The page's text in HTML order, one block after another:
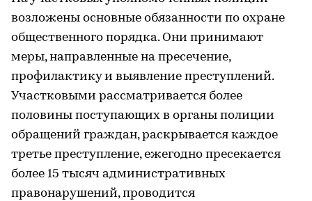
возложены основные обязанности по охране
общественного порядка. Они принимают
меры, направленные на пресечение,
профилактику и выявление преступлений.
Участковыми рассматривается более
половины поступающих в органы полиции
обращений граждан, раскрывается каждое
третье преступление, ежегодно пресекается
более 15 тысяч административных
правонарушений, проводится